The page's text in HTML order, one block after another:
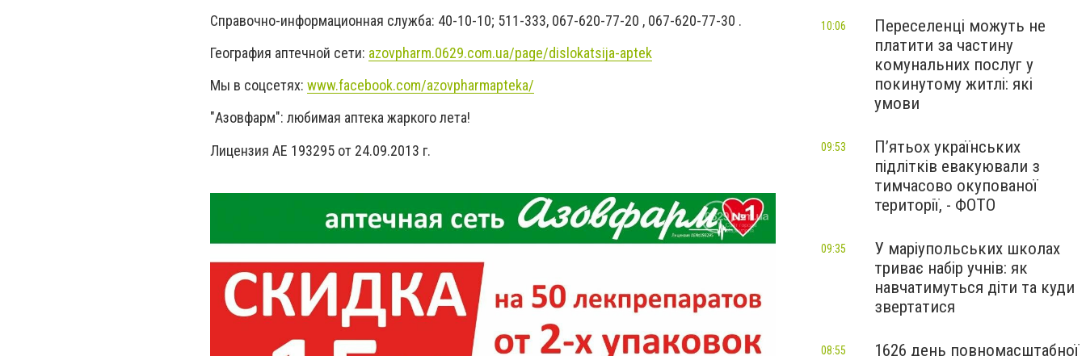
Справочно-информационная служба: 40-10-10; 511-333, 067-620-77-20 , 067-620-77-30 .
География аптечной сети: azovpharm.0629.com.ua/page/dislokatsija-aptek
Мы в соцсетях: www.facebook.com/azovpharmapteka/
"Азовфарм": любимая аптека жаркого лета!
Лицензия АЕ 193295 от 24.09.2013 г.
Переселенці можуть не
платити за частину
комунальних послуг у
покинутому житлі: які
умови
10:06
П’ятьох українських
підлітків евакуювали з
тимчасово окупованої
території, - ФОТО
09:53
У маріупольських школах
триває набір учнів: як
навчатимуться діти та куди
звертатися
09:35
1626 день повномасштабної
08:55